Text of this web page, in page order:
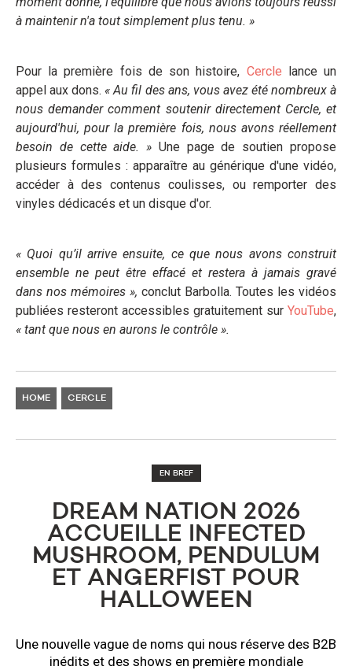
à maintenir n'a tout simplement plus tenu. »
Pour la première fois de son histoire, Cercle lance un
appel aux dons. « Au fil des ans, vous avez été nombreux à
nous demander comment soutenir directement Cercle, et
aujourd'hui, pour la première fois, nous avons réellement
besoin de cette aide. » Une page de soutien propose
plusieurs formules : apparaître au générique d'une vidéo,
accéder à des contenus coulisses, ou remporter des
vinyles dédicacés et un disque d'or.
« Quoi qu’il arrive ensuite, ce que nous avons construit
ensemble ne peut être effacé et restera à jamais gravé
dans nos mémoires », conclut Barbolla. Toutes les vidéos
publiées resteront accessibles gratuitement sur YouTube,
« tant que nous en aurons le contrôle ».
HOME CERCLE
EN BREF
​DREAM NATION 2026
ACCUEILLE INFECTED
MUSHROOM, PENDULUM
ET ANGERFIST POUR
HALLOWEEN
Une nouvelle vague de noms qui nous réserve des B2B
inédits et des shows en première mondiale